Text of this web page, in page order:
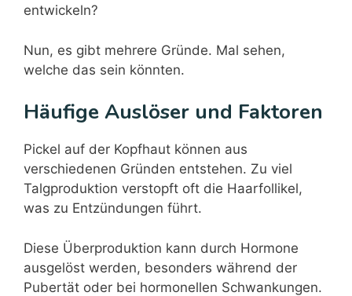
entwickeln?
Nun, es gibt mehrere Gründe. Mal sehen,
welche das sein könnten.
Häufige Auslöser und Faktoren
Pickel auf der Kopfhaut können aus
verschiedenen Gründen entstehen. Zu viel
Talgproduktion verstopft oft die Haarfollikel,
was zu Entzündungen führt.
Diese Überproduktion kann durch Hormone
ausgelöst werden, besonders während der
Pubertät oder bei hormonellen Schwankungen.